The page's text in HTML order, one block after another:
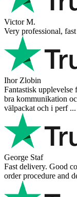
Victor M.
Very professional,
Ihor Zlobin
Fantastisk
bra kommunikation
välpackat och i perf ...
George Staf
Fast delivery. Good
order procedure and